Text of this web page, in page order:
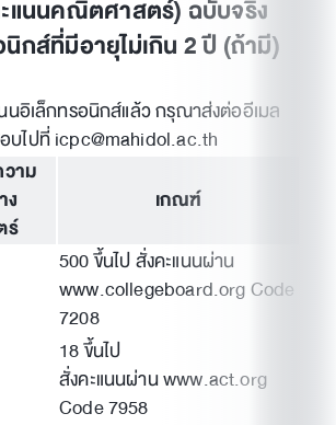
แนนคณิตศาสตร์) ฉบับจริง
นิกส์ที่มีอายุไม่เกิน 2 ปี (ถ้ามี)
นอิเล็กทรอนิกส์แล้ว กรุณาส่งต่ออีเมล
ไปที่ icpc@mahidol.ac.th
าม
ง
ร์
เกณฑ์
500 ขึ้นไป สั่งคะแนนผ่าน
www.collegeboard.org Code
7208
18 ขึ้นไป
สั่งคะแนนผ่าน www.act.org
Code 7958